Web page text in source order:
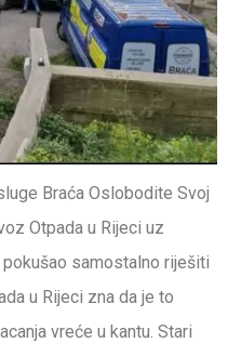
Braća Oslobodite Svoj
Otpada u Rijeci uz
samostalno riješiti
u Rijeci zna da je to
vreće u kantu. Stari